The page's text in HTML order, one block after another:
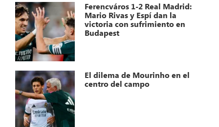
Ferencváros 1-2 Real Madrid:
Mario Rivas y Espí dan la
victoria con sufrimiento en
Budapest
El dilema de Mourinho en el
centro del campo